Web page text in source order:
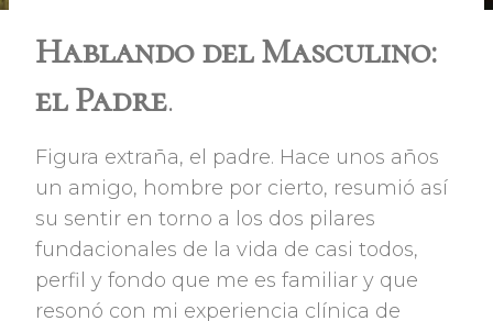
Hablando del Masculino:
el Padre.
Figura extraña, el padre. Hace unos años
un amigo, hombre por cierto, resumió así
su sentir en torno a los dos pilares
fundacionales de la vida de casi todos,
perfil y fondo que me es familiar y que
resonó con mi experiencia clínica de